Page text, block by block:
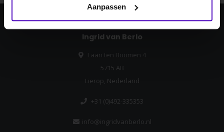
Aanpassen
Ingrid van Berlo
Laan ten Boomen 4
5715 AB
Lierop, Nederland
+31 (0)492-335353
info@ingridvanberlo.nl